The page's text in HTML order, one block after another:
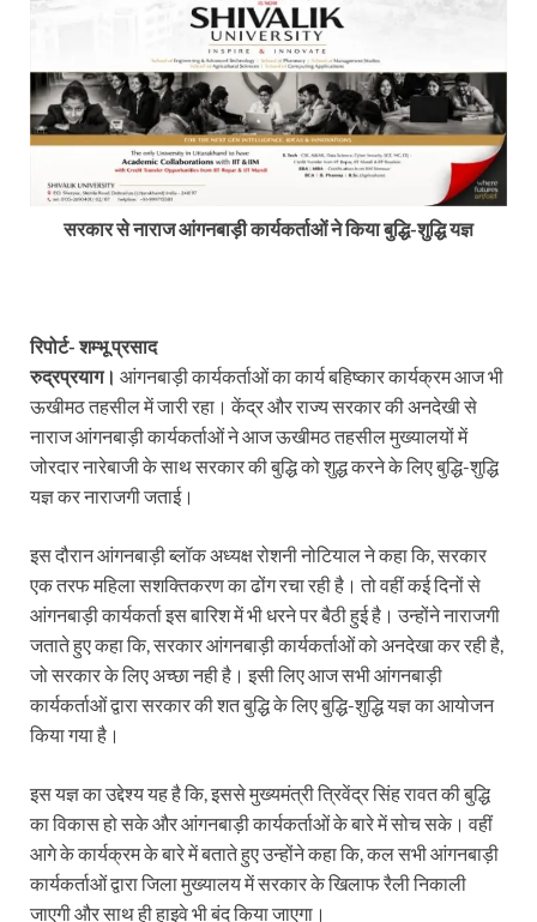
सरकार से नाराज आंगनबाड़ी कार्यकर्ताओं ने किया बुद्धि-शुद्धि यज्ञ
रिपोर्ट- शम्भू प्रसाद
रुद्रप्रयाग। आंगनबाड़ी कार्यकर्ताओं का कार्य बहिष्कार कार्यक्रम आज भी
ऊखीमठ तहसील में जारी रहा। केंद्र और राज्य सरकार की अनदेखी से
नाराज आंगनबाड़ी कार्यकर्ताओं ने आज ऊखीमठ तहसील मुख्यालयों में
जोरदार नारेबाजी के साथ सरकार की बुद्धि को शुद्ध करने के लिए बुद्धि-शुद्धि
यज्ञ कर नाराजगी जताई।
इस दौरान आंगनबाड़ी ब्लॉक अध्यक्ष रोशनी नोटियाल ने कहा कि, सरकार
एक तरफ महिला सशक्तिकरण का ढोंग रचा रही है। तो वहीं कई दिनों से
आंगनबाड़ी कार्यकर्ता इस बारिश में भी धरने पर बैठी हुई है। उन्होंने नाराजगी
जताते हुए कहा कि, सरकार आंगनबाड़ी कार्यकर्ताओं को अनदेखा कर रही है,
जो सरकार के लिए अच्छा नही है। इसी लिए आज सभी आंगनबाड़ी
कार्यकर्ताओं द्वारा सरकार की शत बुद्धि के लिए बुद्धि-शुद्धि यज्ञ का आयोजन
किया गया है।
इस यज्ञ का उद्देश्य यह है कि, इससे मुख्यमंत्री त्रिवेंद्र सिंह रावत की बुद्धि
का विकास हो सके और आंगनबाड़ी कार्यकर्ताओं के बारे में सोच सके। वहीं
आगे के कार्यक्रम के बारे में बताते हुए उन्होंने कहा कि, कल सभी आंगनबाड़ी
कार्यकर्ताओं द्वारा जिला मुख्यालय में सरकार के खिलाफ रैली निकाली
जाएगी और साथ ही हाइवे भी बंद किया जाएगा।